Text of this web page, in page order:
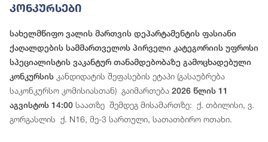
Კონკურსები
სახელმწიფო ვალის მართვის დეპარტამენტის ფასიანი
ქაღალდების სამმართველოს პირველი კატეგორიის უფროსი
სპეციალისტის ვაკანტურ თანამდებობაზე გამოცხადებული
კონკურსის კანდიდატის შეფასების ეტაპი (გასაუბრება
საკონკურსო კომისიასთან) გაიმართება 2026 წლის 11
აგვისტოს 14:00 საათზე შემდეგ მისამართზე: ქ. თბილისი, ვ.
გორგასლის ქ. N16, მე-3 სართული, სათათბირო ოთახი.